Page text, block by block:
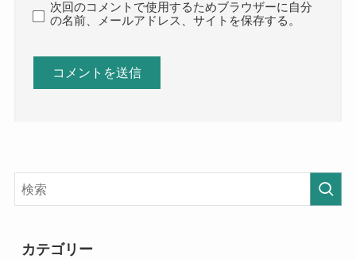
次回のコメントで使用するためブラウザーに自分
の名前、メールアドレス、サイトを保存する。
カテゴリー